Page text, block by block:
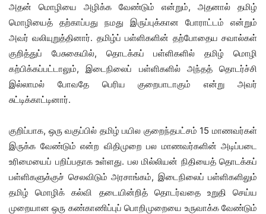
அதன் மொழியை அழிக்க வேண்டும் என்றும், அதனால் தமிழ்
மொழியைத் தற்காப்பது நமது இருப்புக்கான போராட்டம் என்றும்
அவர் வலியுறுத்தினார். தமிழ்ப் பள்ளிகளின் தற்போதைய சவால்கள்
குறித்துப் பேசுகையில், தொடக்கப் பள்ளிகளில் தமிழ் மொழி
கற்பிக்கப்பட்டாலும், இடைநிலைப் பள்ளிகளில் அந்தத் தொடர்ச்சி
இல்லாமல் போவதே பெரிய குறைபாடாகும் என்று அவர்
சுட்டிக்காட்டினார்.
குறிப்பாக, ஒரு வகுப்பில் தமிழ் பயில குறைந்தபட்சம் 15 மாணவர்கள்
இருக்க வேண்டும் என்ற விதிமுறை பல மாணவர்களின் அடிப்படை
உரிமையைப் பறிப்பதாக உள்ளது. பல மில்லியன் நிதியைத் தொடக்கப்
பள்ளிகளுக்குச் செலவிடும் அரசாங்கம், இடைநிலைப் பள்ளிகளிலும்
தமிழ் மொழிக் கல்வி தடையின்றித் தொடர்வதை உறுதி செய்ய
முறையான ஒரு கண்காணிப்புப் பொறிமுறையை உருவாக்க வேண்டும்